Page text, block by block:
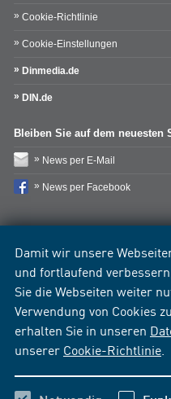
Damit wir unsere
und fortlaufend
Sie die Webseiten weiter
Verwendung von Cookies
erhalten Sie in unseren
unserer Cookie-Richtlinie
Cookie-Richtlinie
Cookie-Einstellungen
Dinmedia.de
DIN.de
Bleiben Sie auf dem neuesten
News per E-Mail
News per Facebook